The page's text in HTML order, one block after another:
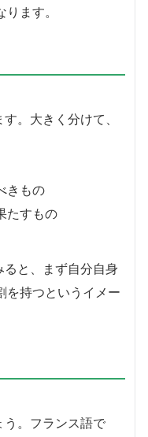
ます。
。大きく分けて、
きもの
たすもの
と、まず自分自身
を持つというイメー
。フランス語で